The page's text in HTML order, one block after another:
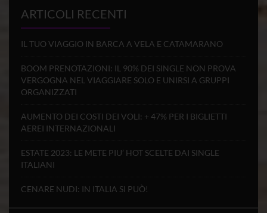
ARTICOLI RECENTI
IL TUO VIAGGIO IN BARCA A VELA E CATAMARANO
BOOM PRENOTAZIONI: IL 90% DEI SINGLE NON PROVA
VERGOGNA NEL VIAGGIARE SOLO E UNIRSI A GRUPPI
ORGANIZZATI
AUMENTO DEI COSTI DEI VOLI: + 47% PER I BIGLIETTI
AEREI INTERNAZIONALI
ESTATE 2023: LE METE PIU’ HOT SCELTE DAI SINGLE
ITALIANI
CENARE NUDI: IN ITALIA SI PUÒ!